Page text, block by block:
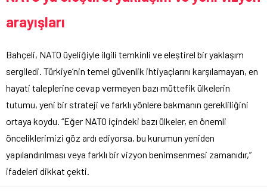
arayışları
Bahçeli, NATO üyeliğiyle ilgili temkinli ve eleştirel bir yaklaşım
sergiledi. Türkiye’nin temel güvenlik ihtiyaçlarını karşılamayan, en
hayati taleplerine cevap vermeyen bazı müttefik ülkelerin
tutumu, yeni bir strateji ve farklı yönlere bakmanın gerekliliğini
ortaya koydu. “Eğer NATO içindeki bazı ülkeler, en önemli
önceliklerimizi göz ardı ediyorsa, bu kurumun yeniden
yapılandırılması veya farklı bir vizyon benimsenmesi zamanıdır,”
ifadeleri dikkat çekti.